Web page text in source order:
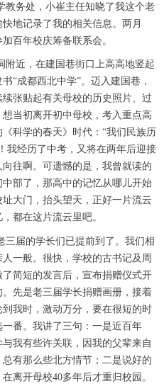
教务处，小崔主任知晓了我这个老
地记录了我的相关信息。两月
百年校庆筹备联系会。
附近，在建国巷街口上高高地竖起
“成都西北中学”。迈入建国巷，
张贴起有关母校的历史照片、过
当初离开初中母校，考入重点高
科学的春天》时代：“我们民族历
我经历了中考，又将在两年后迎接
往啊。可遗憾的是，我曾就读的
部了，那高中的记忆从哪儿开始
大门，抬头望天，正好一片流云
都在这片流云里吧。
三届的学长们已提前到了。我们相
一般。很快，学校的古书记及周
简短的发言后，宣布捐赠仪式开
先是老三届学长捐赠画册，接着
我时，激动万分，要在很短的时
番。我讲了三句：一是近百年
我有些许关联，因我的父辈来自
有那么些北方情节；二是说好的
离开母校40多年后才重归校园。